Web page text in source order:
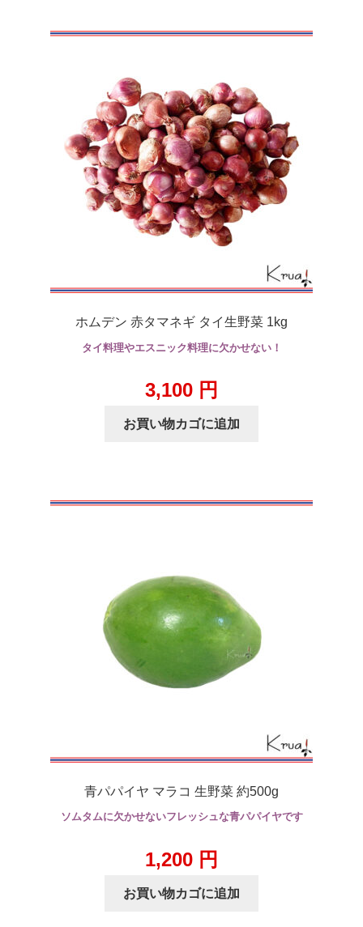
ホムデン 赤タマネギ タイ生野菜 1kg
タイ料理やエスニック料理に欠かせない！
3,100 円
お買い物カゴに追加
青パパイヤ マラコ 生野菜 約500g
ソムタムに欠かせないフレッシュな青パパイヤです
1,200 円
お買い物カゴに追加